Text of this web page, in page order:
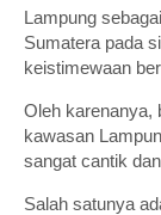
Lampung
Sumatera pada
keistimewaan
Oleh karenanya,
kawasan
sangat cantik
Salah satunya